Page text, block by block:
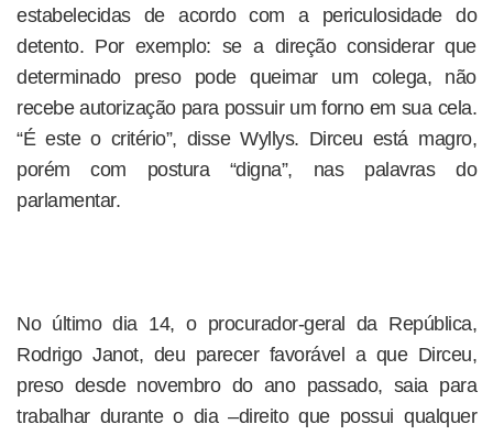
estabelecidas de acordo com a periculosidade do
detento. Por exemplo: se a direção considerar que
determinado preso pode queimar um colega, não
recebe autorização para possuir um forno em sua cela.
“É este o critério”, disse Wyllys. Dirceu está magro,
porém com postura “digna”, nas palavras do
parlamentar.
No último dia 14, o procurador-geral da República,
Rodrigo Janot, deu parecer favorável a que Dirceu,
preso desde novembro do ano passado, saia para
trabalhar durante o dia –direito que possui qualquer